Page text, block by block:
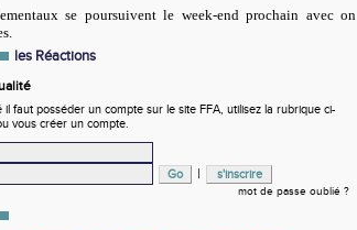
se poursuivent le week-end prochain avec on
les Réactions
faut posséder un compte sur le site FFA, utilisez la rubrique ci-
vous créer un compte.
|
mot de passe oublié ?